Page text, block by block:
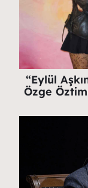
“Eylül
Özge